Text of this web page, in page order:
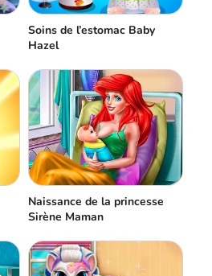
Soins de l’estomac Baby
Hazel
Naissance de la princesse
Sirène Maman